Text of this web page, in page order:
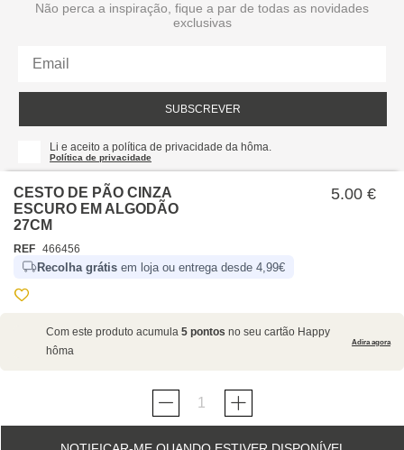
CESTO DE PÃO CINZA
ESCURO EM ALGODÃO
27CM
5.00 €
REF 466456
Recolha grátis em loja ou entrega desde 4,99€
Com este produto acumula 5 pontos no seu cartão Happy
hôma
Adira agora
Não perca a inspiração, fique a par de todas as novidades
exclusivas
SUBSCREVER
Li e aceito a política de privacidade da hôma.
Política de privacidade
EMPRESA
CARTÃO HAPPY
SUSTENTABILIDADE
PROTEÇÃO DE DADOS
CONDIÇÕES GERAIS DE VENDA E UTILIZAÇÃO DO
CONTACTOS